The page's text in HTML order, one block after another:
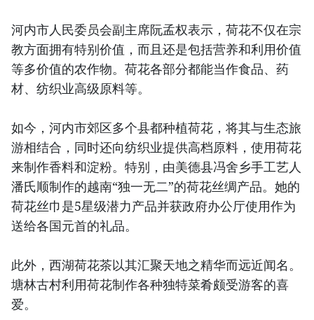
河内市人民委员会副主席阮孟权表示，荷花不仅在宗
教方面拥有特别价值，而且还是包括营养和利用价值
等多价值的农作物。荷花各部分都能当作食品、药
材、纺织业高级原料等。
如今，河内市郊区多个县都种植荷花，将其与生态旅
游相结合，同时还向纺织业提供高档原料，使用荷花
来制作香料和淀粉。特别，由美德县冯舍乡手工艺人
潘氏顺制作的越南“独一无二”的荷花丝绸产品。她的
荷花丝巾是5星级潜力产品并获政府办公厅使用作为
送给各国元首的礼品。
此外，西湖荷花茶以其汇聚天地之精华而远近闻名。
塘林古村利用荷花制作各种独特菜肴颇受游客的喜
爱。